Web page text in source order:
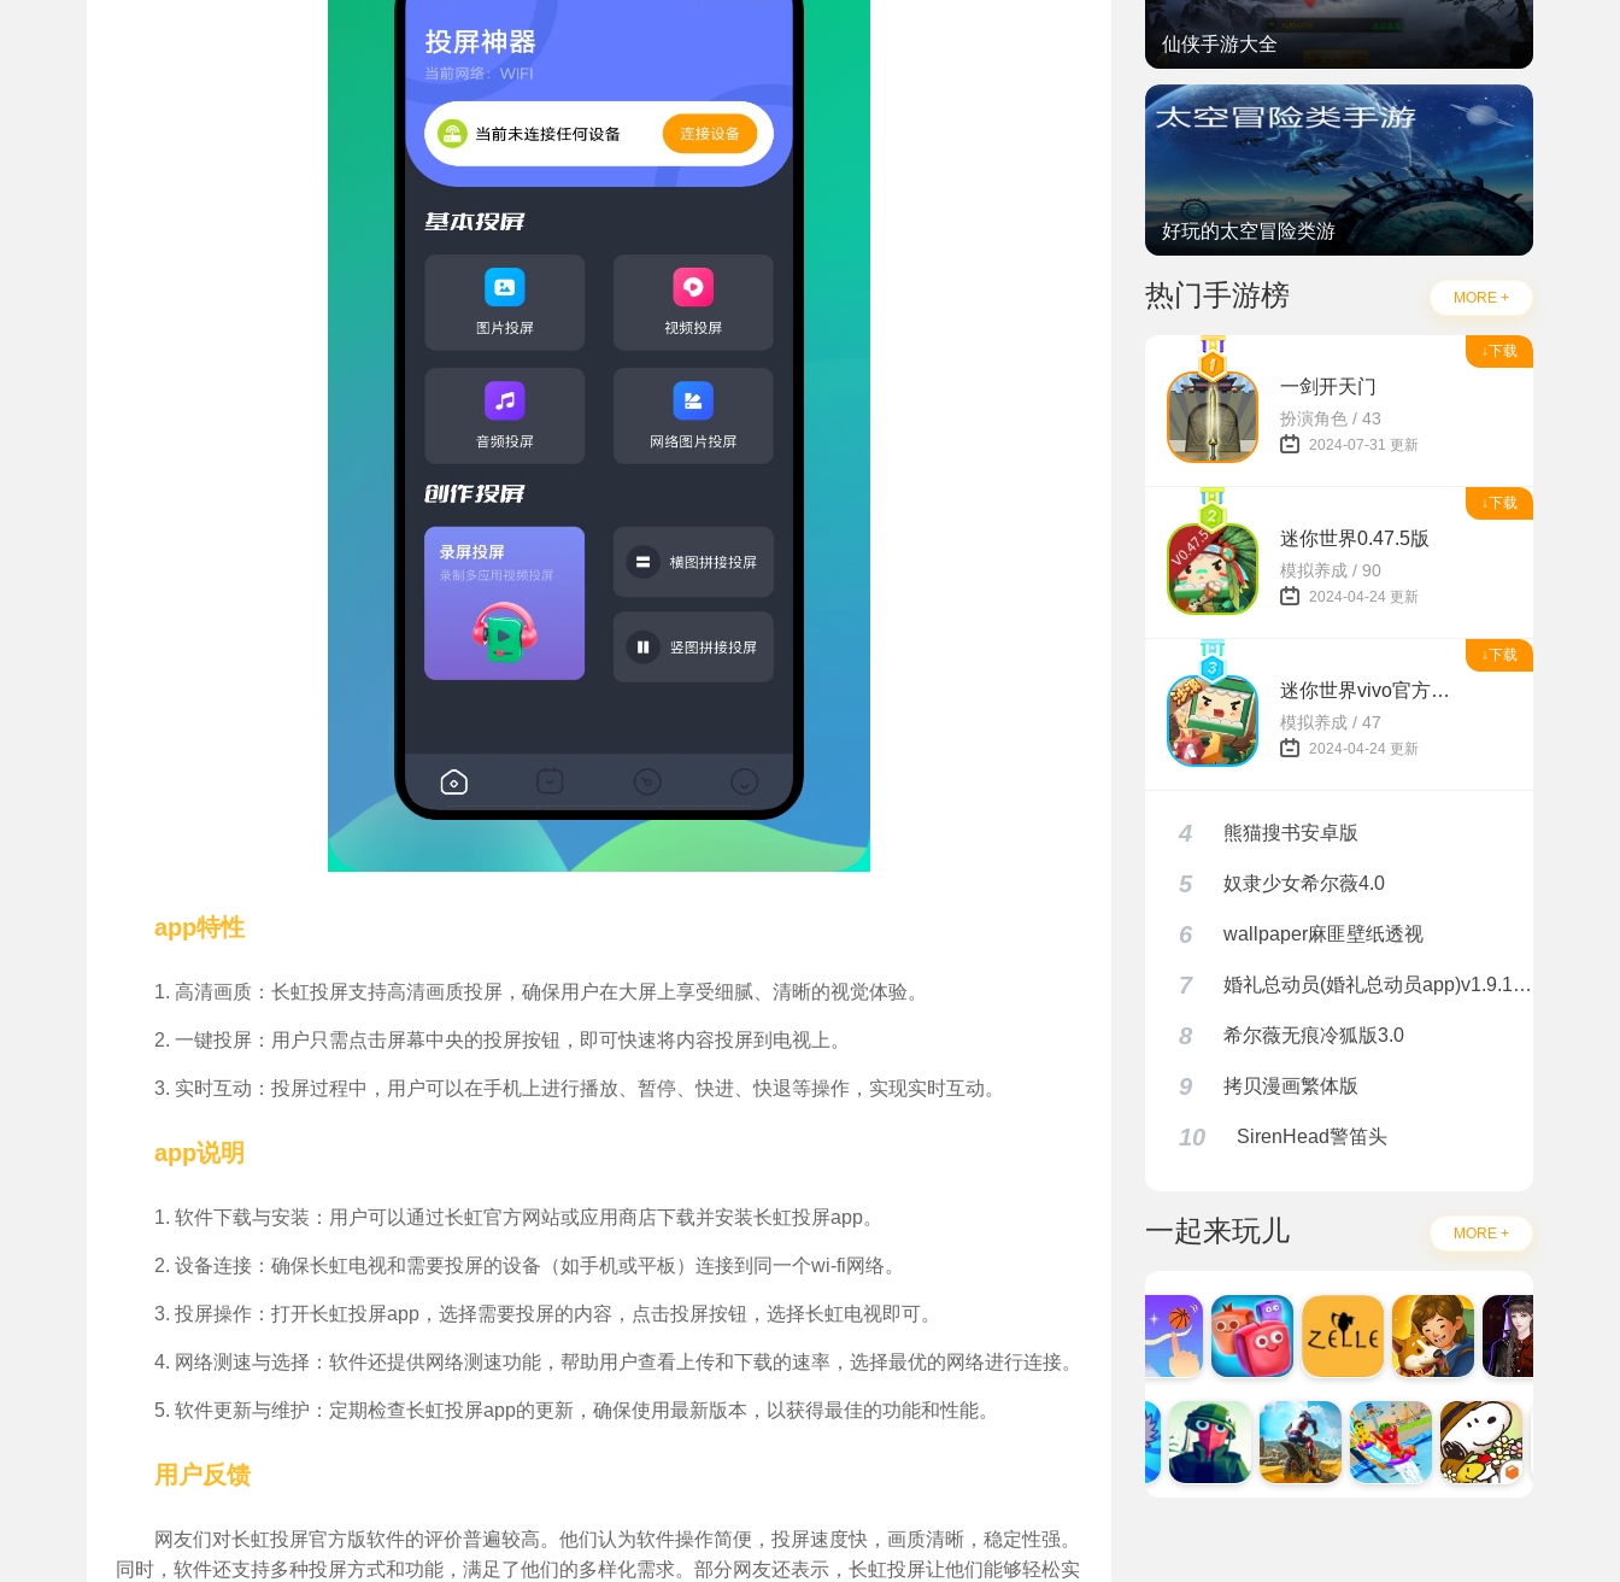
app特性
1. 高清画质：长虹投屏支持高清画质投屏，确保用户在大屏上享受细腻、清晰的视觉体验。
2. 一键投屏：用户只需点击屏幕中央的投屏按钮，即可快速将内容投屏到电视上。
3. 实时互动：投屏过程中，用户可以在手机上进行播放、暂停、快进、快退等操作，实现实时互动。
app说明
1. 软件下载与安装：用户可以通过长虹官方网站或应用商店下载并安装长虹投屏app。
2. 设备连接：确保长虹电视和需要投屏的设备（如手机或平板）连接到同一个wi-fi网络。
3. 投屏操作：打开长虹投屏app，选择需要投屏的内容，点击投屏按钮，选择长虹电视即可。
4. 网络测速与选择：软件还提供网络测速功能，帮助用户查看上传和下载的速率，选择最优的网络进行连接。
5. 软件更新与维护：定期检查长虹投屏app的更新，确保使用最新版本，以获得最佳的功能和性能。
用户反馈
网友们对长虹投屏官方版软件的评价普遍较高。他们认为软件操作简便，投屏速度快，画质清晰，稳定性强。
同时，软件还支持多种投屏方式和功能，满足了他们的多样化需求。部分网友还表示，长虹投屏让他们能够轻松实
仙侠手游大全
好玩的太空冒险类游
热门手游榜 MORE +
↓下载
一剑开天门
扮演角色 / 43
2024-07-31 更新
↓下载
迷你世界0.47.5版
模拟养成 / 90
2024-04-24 更新
↓下载
迷你世界vivo官方正版
模拟养成 / 47
2024-04-24 更新
4 熊猫搜书安卓版
5 奴隶少女希尔薇4.0
6 wallpaper麻匪壁纸透视
7 婚礼总动员(婚礼总动员app)v1.9.1 安卓正式版
8 希尔薇无痕冷狐版3.0
9 拷贝漫画繁体版
10 SirenHead警笛头
一起来玩儿 MORE +